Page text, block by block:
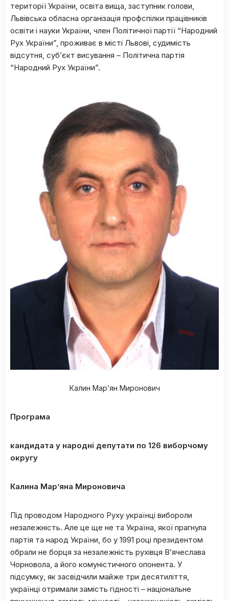
території України, освіта вища, заступник голови,
Львівська обласна організація профспілки працівників
освіти і науки України, член Політичної партії “Народний
Рух України”, проживає в місті Львові, судимість
відсутня, суб’єкт висування – Політична партія
“Народний Рух України”.
Калин Мар’ян Миронович
Програма
кандидата у народні депутати по 126 виборчому
округу
Калина Мар’яна Мироновича
Під проводом Народного Руху українці вибороли
незалежність. Але це ще не та Україна, якої прагнула
партія та народ України, бо у 1991 році президентом
обрали не борця за незалежність рухівця В’ячеслава
Чорновола, а його комуністичного опонента. У
підсумку, як засвідчили майже три десятиліття,
українці отримали замість гідності – національне